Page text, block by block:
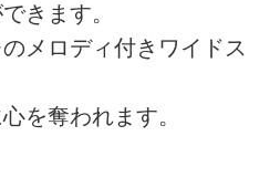
きます。
メロディ付きワイドス
を奪われます。